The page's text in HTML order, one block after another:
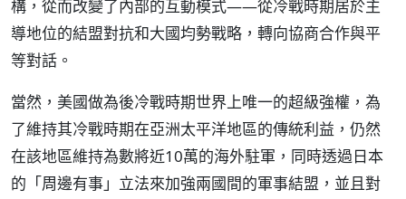
構，從而改變了內部的互動模式——從冷戰時期居於主
導地位的結盟對抗和大國均勢戰略，轉向協商合作與平
等對話。
當然，美國做為後冷戰時期世界上唯一的超級強權，為
了維持其冷戰時期在亞洲太平洋地區的傳統利益，仍然
在該地區維持為數將近10萬的海外駐軍，同時透過日本
的「周邊有事」立法來加強兩國間的軍事結盟，並且對